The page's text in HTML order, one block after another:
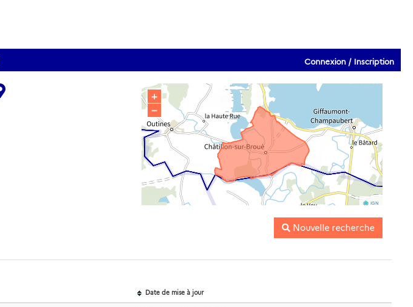
Connexion / Inscription
+
−
IGN
Nouvelle recherche
Date de mise à jour